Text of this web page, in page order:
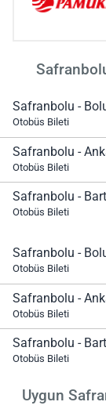
Safranbolu -
Otobüs Bileti
Safranbolu -
Otobüs Bileti
Safranbolu -
Otobüs Bileti
Safranbolu -
Otobüs Bileti
Safranbolu -
Otobüs Bileti
Safranbolu -
Otobüs Bileti
Uygun